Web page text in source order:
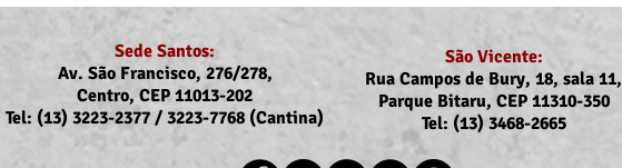
Sede Santos:
Av. São Francisco, 276/278,
Centro, CEP 11013-202
Tel: (13) 3223-2377 / 3223-7768 (Cantina)
São Vicente:
Rua Campos de Bury, 18, sala 11,
Parque Bitaru, CEP 11310-350
Tel: (13) 3468-2665